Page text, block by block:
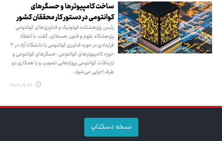
ساخت کامپیوترها و حسگرهای
کوانتومی در دستور کار محققان کشور
رئیس پژوهشکده فوتونیک و فناوری‌های کوانتومی
پژوهشگاه علوم و فنون هسته‌ای، گفت: با انعقاد
قراردادی در حوزه فناوری کوانتومی با دانشگاه آزاد در ۳
حوزه کامپیوترهای کوانتومی، حسگرهای کوانتومی و
ارتباطات کوانتومی پروژه‌هایی تصویب و با همکاری دو
طرف اجرایی می‌شود.
۱۴۰۲.۰۹.۲۸
نسخه دسکتاپ